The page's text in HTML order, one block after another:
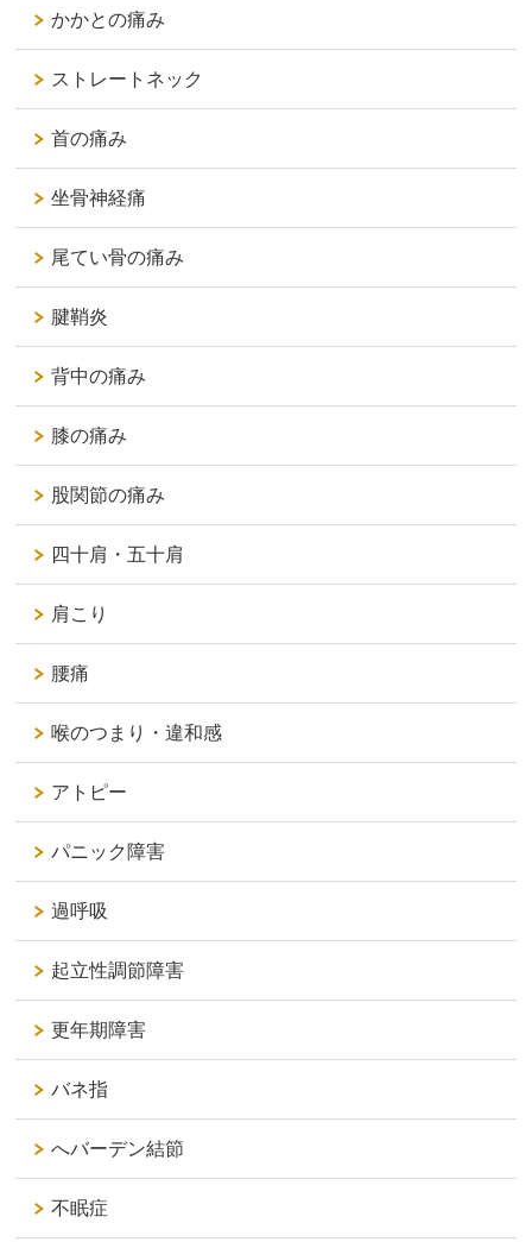
かかとの痛み
ストレートネック
首の痛み
坐骨神経痛
尾てい骨の痛み
腱鞘炎
背中の痛み
膝の痛み
股関節の痛み
四十肩・五十肩
肩こり
腰痛
喉のつまり・違和感
アトピー
パニック障害
過呼吸
起立性調節障害
更年期障害
バネ指
へバーデン結節
不眠症